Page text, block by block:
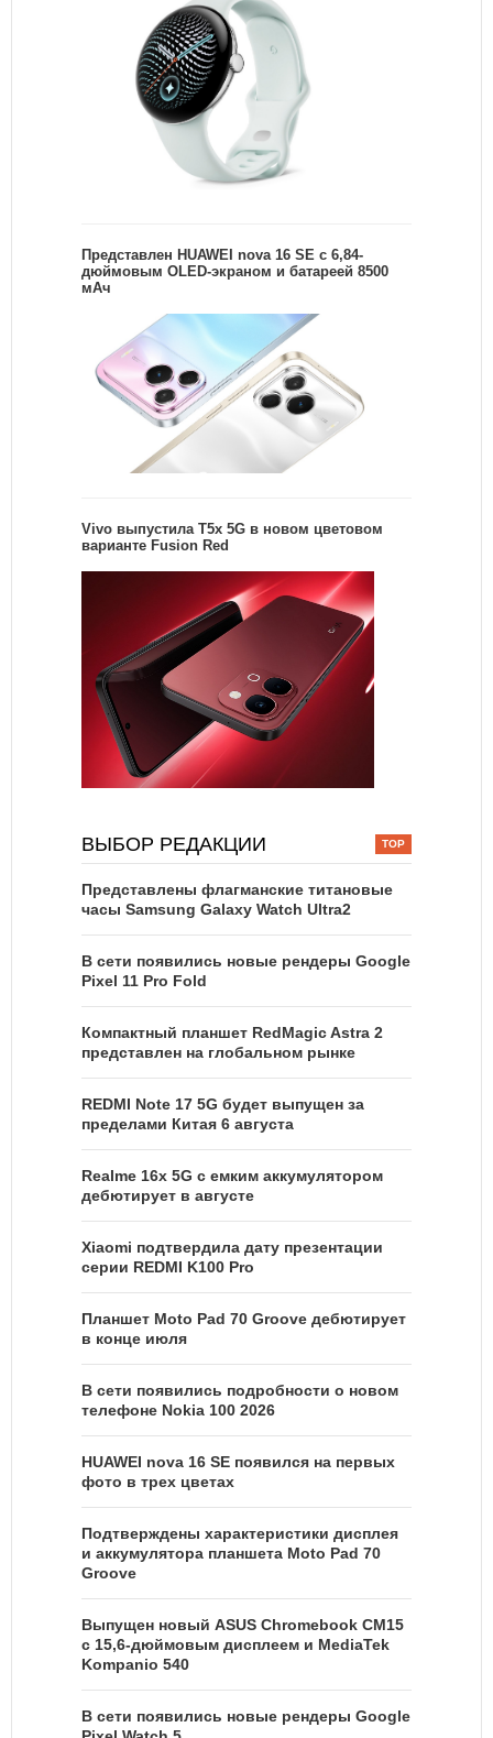
Представлен HUAWEI nova 16 SE с 6,84-
дюймовым OLED-экраном и батареей 8500
мАч
Vivo выпустила T5x 5G в новом цветовом
варианте Fusion Red
ВЫБОР РЕДАКЦИИ
Представлены флагманские титановые
часы Samsung Galaxy Watch Ultra2
В сети появились новые рендеры Google
Pixel 11 Pro Fold
Компактный планшет RedMagic Astra 2
представлен на глобальном рынке
REDMI Note 17 5G будет выпущен за
пределами Китая 6 августа
Realme 16x 5G с емким аккумулятором
дебютирует в августе
Xiaomi подтвердила дату презентации
серии REDMI K100 Pro
Планшет Moto Pad 70 Groove дебютирует
в конце июля
В сети появились подробности о новом
телефоне Nokia 100 2026
HUAWEI nova 16 SE появился на первых
фото в трех цветах
Подтверждены характеристики дисплея
и аккумулятора планшета Moto Pad 70
Groove
Выпущен новый ASUS Chromebook CM15
с 15,6-дюймовым дисплеем и MediaTek
Kompanio 540
В сети появились новые рендеры Google